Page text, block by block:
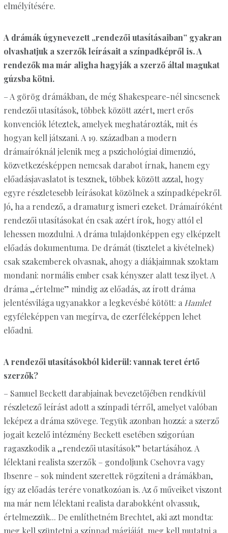
elmélyítésére.
A drámák úgynevezett „rendezői utasításaiban” gyakran
olvashatjuk a szerzők leírásait a színpadképről is. A
rendezők ma már aligha hagyják a szerző által magukat
gúzsba kötni.
– A görög drámákban, de még Shakespeare-nél sincsenek
rendezői utasítások, többek között azért, mert erős
konvenciók léteztek, amelyek meghatározták, mit és
hogyan kell játszani. A 19. században a modern
drámaíróknál jelenik meg a pszichológiai dimenzió,
közvetkezésképpen nemcsak darabot írnak, hanem egy
előadásjavaslatot is tesznek, többek között azzal, hogy
egyre részletesebb leírásokat közölnek a színpadképekről.
Jó, ha a rendező, a dramaturg ismeri ezeket. Drámaíróként
rendezői utasításokat én csak azért írok, hogy attól el
lehessen mozdulni. A dráma tulajdonképpen egy elképzelt
előadás dokumentuma. De drámát (tisztelet a kivételnek)
csak szakemberek olvasnak, ahogy a diákjaimnak szoktam
mondani: normális ember csak kényszer alatt tesz ilyet. A
dráma „értelme” mindig az előadás, az írott dráma
jelentésvilága ugyanakkor a legkevésbé kötött: a Hamlet
egyféleképpen van megírva, de ezerféleképpen lehet
előadni.
A rendezői utasításokból kiderül: vannak teret értő
szerzők?
– Samuel Beckett darabjainak bevezetőjében rendkívül
részletező leírást adott a színpadi térről, amelyet valóban
leképez a dráma szövege. Tegyük azonban hozzá: a szerző
jogait kezelő intézmény Beckett esetében szigorúan
ragaszkodik a „rendezői utasítások” betartásához. A
lélektani realista szerzők – gondoljunk Csehovra vagy
Ibsenre – sok mindent szerettek rögzíteni a drámákban,
így az előadás terére vonatkozóan is. Az ő műveiket viszont
ma már nem lélektani realista darabokként olvassuk,
értelmezzük... De említhetném Brechtet, aki azt mondta: